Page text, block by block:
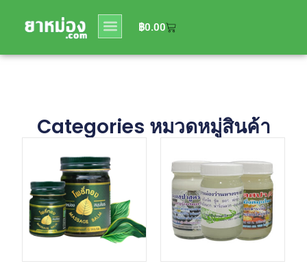
฿0.00
฿0.00
Categories หมวดหมู่สินค้า